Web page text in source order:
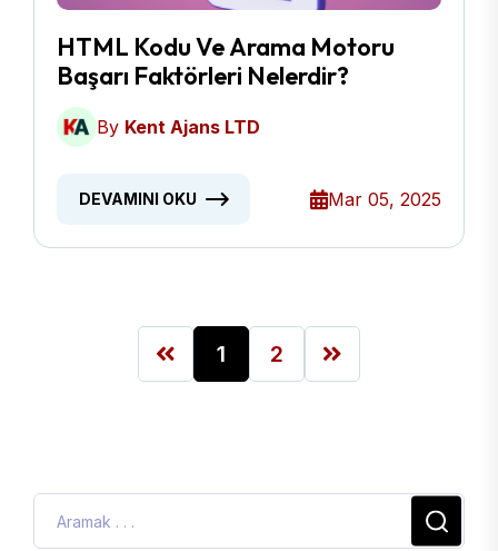
HTML Kodu Ve Arama Motoru
Başarı Faktörleri Nelerdir?
By Kent Ajans LTD
DEVAMINI OKU Mar 05, 2025
1 2